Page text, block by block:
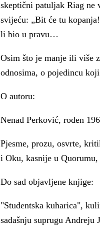
skeptični patuljak Riag ne
svijeću: „Bit će tu
li bio u pravu…
Osim što je manje ili više
odnosima, o pojedincu
O autoru:
Nenad Perković, rođen
Pjesme, prozu, osvrte,
i Oku, kasnije u
Do sad objavljene knjige:
"Studentska kuharica",
sadašnju suprugu Andreju